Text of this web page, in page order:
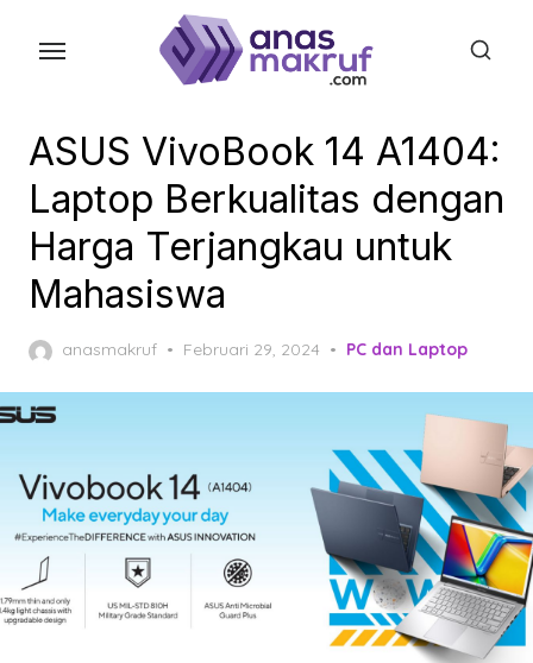
ASUS VivoBook 14 A1404:
Laptop Berkualitas dengan
Harga Terjangkau untuk
Mahasiswa
anasmakruf
Posted
Februari 29, 2024 PC dan Laptop